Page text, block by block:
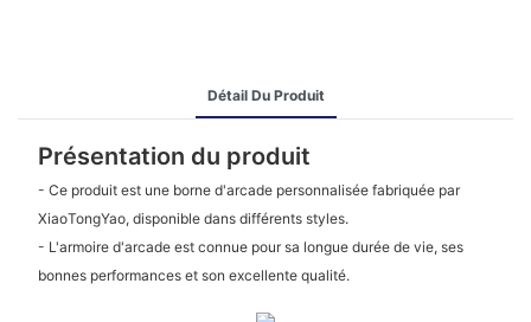
Détail Du Produit
Présentation du produit
- Ce produit est une borne d'arcade personnalisée fabriquée par
XiaoTongYao, disponible dans différents styles.
- L'armoire d'arcade est connue pour sa longue durée de vie, ses
bonnes performances et son excellente qualité.